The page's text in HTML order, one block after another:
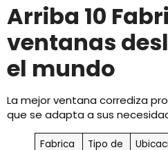
Arriba 10
ventanas
el mundo
La mejor ventana corrediza
que se adapta a sus
Fabrica
Tipo de
Ubicaci